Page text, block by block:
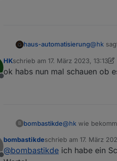
Offline
haus-automatisierung@hk
hast
Offline
HKschrieb am 17. März 2023, 13:13
zuletzt editiert von HK
ok habs nun mal schauen ob
B bombastikde@hk wie
bombastikdeschrieb am 17. März
zuletzt editiert von
@bombastikde ich habe ein